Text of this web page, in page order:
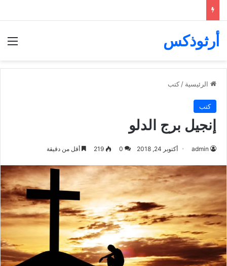
أرثوذكس
الرئيسية / كتب
كتب
إنجيل برج الدلو
admin أكتوبر 24, 2018 0
219 أقل من دقيقة